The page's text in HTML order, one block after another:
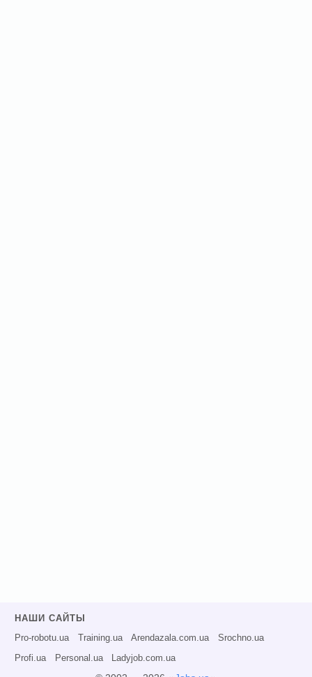
НАШИ САЙТЫ
Pro-robotu.ua Training.ua Arendazala.com.ua Srochno.ua
Profi.ua Personal.ua Ladyjob.com.ua